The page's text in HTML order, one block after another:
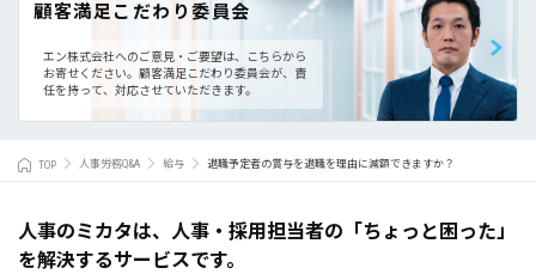
顧客満足こだわり委員会
エン株式会社へのご意見・ご要望は、こちらから
お寄せください。 顧客満足こだわり委員会が、責
任を持って、対応させていただきます。
TOP 人事労務Q&A 給与 退職予定者の賞与を退職を理由に減額できますか？
人事のミカタは、人事・採用担当者の「ちょっと困った」
を解決するサービスです。